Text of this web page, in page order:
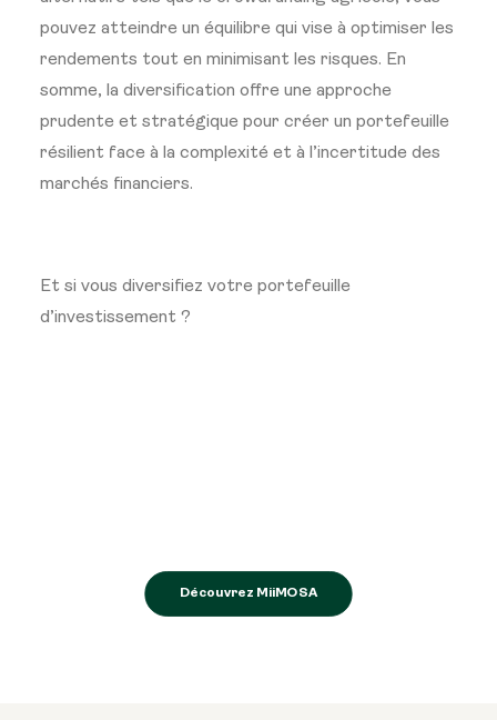
pouvez atteindre un équilibre qui vise à optimiser les
rendements tout en minimisant les risques. En
somme, la diversification offre une approche
prudente et stratégique pour créer un portefeuille
résilient face à la complexité et à l’incertitude des
marchés financiers.
Et si vous diversifiez votre portefeuille
d’investissement ?
Découvrez MiiMOSA